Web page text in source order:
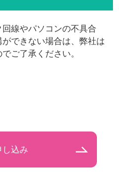
線やパソコンの不具合
できない場合は、弊社は
ご了承ください。
し込み